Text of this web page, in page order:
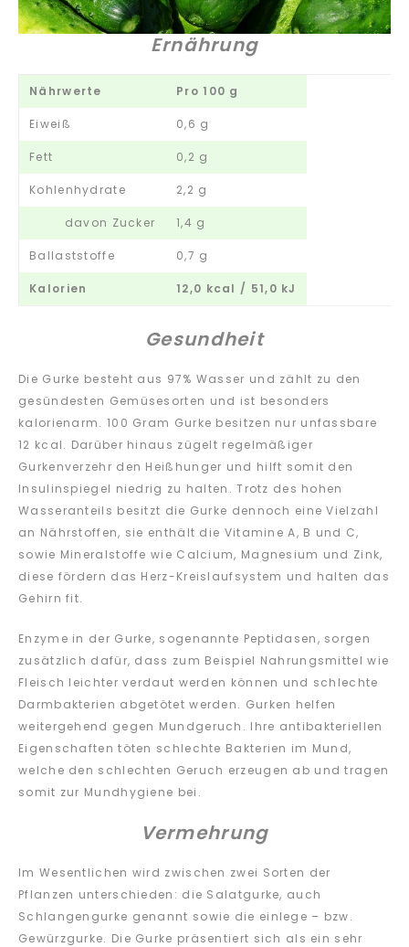
Ernährung
Nährwerte Pro 100 g
Eiweiß 0,6 g
Fett 0,2 g
Kohlenhydrate 2,2 g
davon Zucker 1,4 g
Ballaststoffe 0,7 g
Kalorien 12,0 kcal / 51,0 kJ
Gesundheit
Die Gurke besteht aus 97% Wasser und zählt zu den
gesündesten Gemüsesorten und ist besonders
kalorienarm. 100 Gram Gurke besitzen nur unfassbare
12 kcal. Darüber hinaus zügelt regelmäßiger
Gurkenverzehr den Heißhunger und hilft somit den
Insulinspiegel niedrig zu halten. Trotz des hohen
Wasseranteils besitzt die Gurke dennoch eine Vielzahl
an Nährstoffen, sie enthält die Vitamine A, B und C,
sowie Mineralstoffe wie Calcium, Magnesium und Zink,
diese fördern das Herz-Kreislaufsystem und halten das
Gehirn fit.
Enzyme in der Gurke, sogenannte Peptidasen, sorgen
zusätzlich dafür, dass zum Beispiel Nahrungsmittel wie
Fleisch leichter verdaut werden können und schlechte
Darmbakterien abgetötet werden. Gurken helfen
weitergehend gegen Mundgeruch. Ihre antibakteriellen
Eigenschaften töten schlechte Bakterien im Mund,
welche den schlechten Geruch erzeugen ab und tragen
somit zur Mundhygiene bei.
Vermehrung
Im Wesentlichen wird zwischen zwei Sorten der
Pflanzen unterschieden: die Salatgurke, auch
Schlangengurke genannt sowie die einlege – bzw.
Gewürzgurke. Die Gurke präsentiert sich als ein sehr